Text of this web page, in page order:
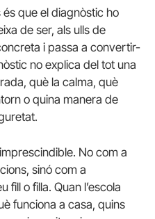
que el diagnòstic ho
de ser, als ulls de
i passa a convertir-
no explica del tot una
què la calma, què
o quina manera de
No com a
sinó com a
fill o filla. Quan l’escola
funciona a casa, quins